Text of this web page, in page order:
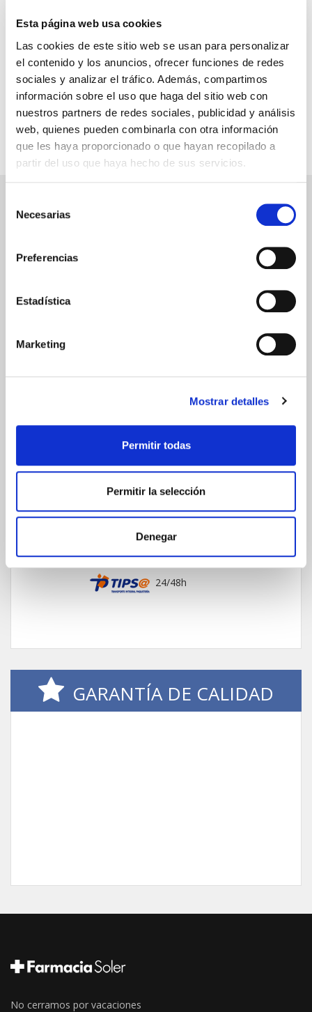
Esta página web usa cookies
Las cookies de este sitio web se usan para personalizar
el contenido y los anuncios, ofrecer funciones de redes
sociales y analizar el tráfico. Además, compartimos
información sobre el uso que haga del sitio web con
nuestros partners de redes sociales, publicidad y análisis
web, quienes pueden combinarla con otra información
que les haya proporcionado o que hayan recopilado a
partir del uso que haya hecho de sus servicios.
Necesarias
Preferencias
Estadística
Marketing
Mostrar detalles
Permitir todas
Permitir la selección
Denegar
Página 1 de 1, mostrando 3 resultados de 3 en total,
comenzando por la fila 1 y terminando por 3
ENVIOS Y DESTINOS
ESPAÑA
Islas Baleares
Islas Canarias
24/48h
GARANTÍA DE CALIDAD
No cerramos por vacaciones